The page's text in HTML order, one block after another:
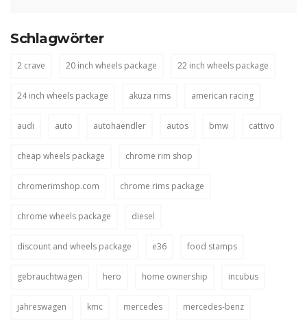
Schlagwörter
2 crave 20 inch wheels package 22 inch wheels package
24 inch wheels package akuza rims american racing
audi auto autohaendler autos bmw cattivo
cheap wheels package chrome rim shop
chromerimshop.com chrome rims package
chrome wheels package diesel
discount and wheels package e36 food stamps
gebrauchtwagen hero home ownership incubus
jahreswagen kmc mercedes mercedes-benz